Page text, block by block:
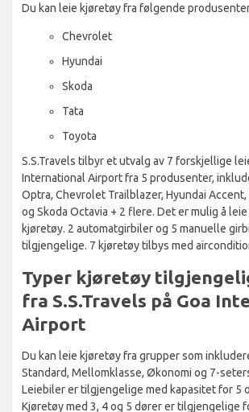
Du kan leie kjøretøy fra følgende
Chevrolet
Hyundai
Skoda
Tata
Toyota
S.S.Travels tilbyr et utvalg av 7 forskjellige
International Airport fra 5 produsenter,
Optra, Chevrolet Trailblazer, Hyundai Accent,
og Skoda Octavia + 2 flere. Det er mulig å
kjøretøy. 2 automatgirbiler og 5 manuelle
tilgjengelige. 7 kjøretøy tilbys med
Typer kjøretøy
fra S.S.Travels på Goa
Airport
Du kan leie kjøretøy fra grupper som
Standard, Mellomklasse, Økonomi og 7-
Leiebiler er tilgjengelige med kapasitet for 5
Kjøretøy med 3, 4 og 5 dører er tilgjengelige